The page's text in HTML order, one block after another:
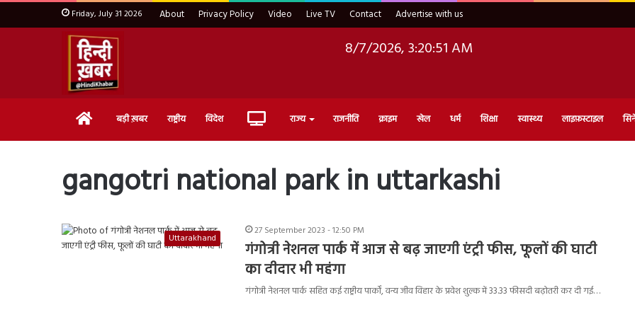
Friday, July 31 2026 About Privacy Policy Video Live TV Contact Advertise with us
8/7/2026, 3:20:52 AM
Home बड़ी ख़बर राष्ट्रीय विदेश Live राज्य राजनीति क्राइम खेल धर्म शिक्षा स्वास्थ्य लाइफ़स्टाइल
gangotri national park in uttarkashi
Uttarakhand
27 September 2023 - 12:50 PM
गंगोत्री नेशनल पार्क में आज से बढ़ जाएगी एंट्री फीस, फूलों की घाटी
का दीदार भी महंगा
गंगोत्री नेशनल पार्क सहित कई राष्ट्रीय पार्कों, वन्य जीव विहार के प्रवेश शुल्क में 33.33 फीसदी बढ़ोतरी कर दी गई…